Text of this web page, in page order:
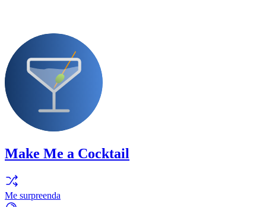
Make Me a Cocktail
Me surpreenda